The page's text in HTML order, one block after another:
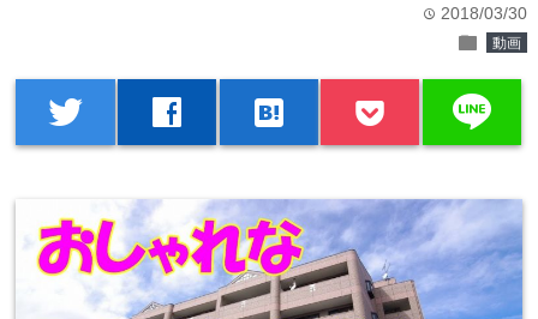
time 2018/03/30
folder 動画
twitter facebook hatenabookmark line